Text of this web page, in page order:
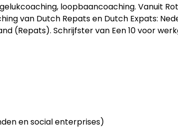
loopbaancoaching. Vanuit
van Dutch Repats en Dutch Expats:
(Repats). Schrijfster van Een 10 voor
en social enterprises)